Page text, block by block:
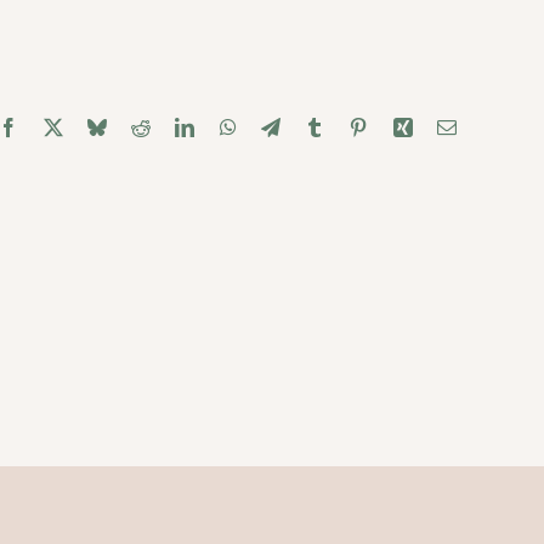
Facebook
X BlueskyRedditLinkedInWhatsApp
TelegramTumblr PinterestXing Email